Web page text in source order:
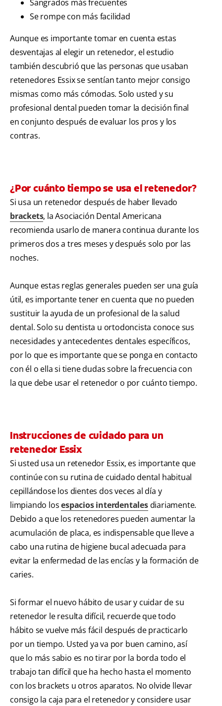
Sangrados más frecuentes
Se rompe con más facilidad
Aunque es importante tomar en cuenta estas
desventajas al elegir un retenedor, el estudio
también descubrió que las personas que usaban
retenedores Essix se sentían tanto mejor consigo
mismas como más cómodas. Solo usted y su
profesional dental pueden tomar la decisión final
en conjunto después de evaluar los pros y los
contras.
¿Por cuánto tiempo se usa el retenedor?
Si usa un retenedor después de haber llevado
brackets, la Asociación Dental Americana
recomienda usarlo de manera continua durante los
primeros dos a tres meses y después solo por las
noches.
Aunque estas reglas generales pueden ser una guía
útil, es importante tener en cuenta que no pueden
sustituir la ayuda de un profesional de la salud
dental. Solo su dentista u ortodoncista conoce sus
necesidades y antecedentes dentales específicos,
por lo que es importante que se ponga en contacto
con él o ella si tiene dudas sobre la frecuencia con
la que debe usar el retenedor o por cuánto tiempo.
Instrucciones de cuidado para un
retenedor Essix
Si usted usa un retenedor Essix, es importante que
continúe con su rutina de cuidado dental habitual
cepillándose los dientes dos veces al día y
limpiando losespacios interdentalesdiariamente.
Debido a que los retenedores pueden aumentar la
acumulación de placa, es indispensable que lleve a
cabo una rutina de higiene bucal adecuada para
evitar la enfermedad de las encías y la formación de
caries.
Si formar el nuevo hábito de usar y cuidar de su
retenedor le resulta difícil, recuerde que todo
hábito se vuelve más fácil después de practicarlo
por un tiempo. Usted ya va por buen camino, así
que lo más sabio es no tirar por la borda todo el
trabajo tan difícil que ha hecho hasta el momento
con los brackets u otros aparatos. No olvide llevar
consigo la caja para el retenedor y considere usar